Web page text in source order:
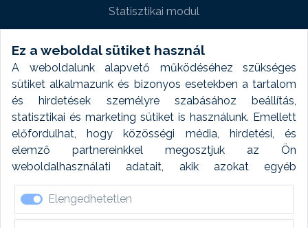
Ez a weboldal sütiket használ
A weboldalunk alapvető működéséhez szükséges
sütiket alkalmazunk és bizonyos esetekben a tartalom
és hirdetések személyre szabásához beállítás,
statisztikai és marketing sütiket is használunk. Emellett
előfordulhat, hogy közösségi média, hirdetési, és
elemző partnereinkkel megosztjuk az Ön
weboldalhasználati adatait, akik azokat egyéb
forrásokból gyűjtött adatokkal kombinálhatják. A sütik
elfogadásával kapcsolatosan naplózást végzünk és
ezen adatokat 6 hónap után automatikusan töröljük. A
Elengedhetetlen
Statisztikai modul
Weboldal modul
Fényképtár extra modul
Autómosó modul
Feladatütemezés